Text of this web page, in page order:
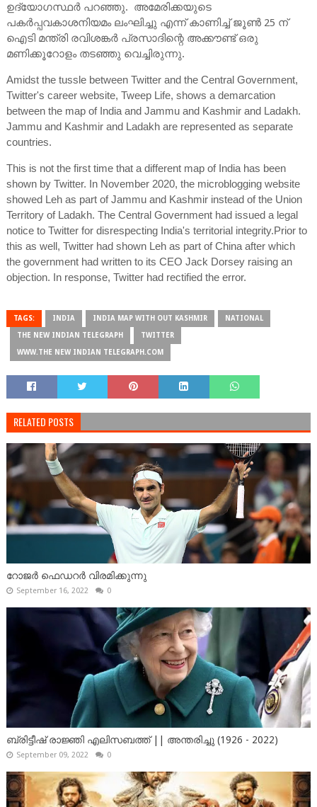
ഉദ്യോഗസ്ഥർ പറഞ്ഞു. അമേരിക്കയുടെ
പകർപ്പവകാശനിയമം ലംഘിച്ചു എന്ന് കാണിച്ച് ജൂൺ 25 ന്
ഐടി മന്ത്രി രവിശങ്കർ പ്രസാദിന്റെ അക്കൗണ്ട് ഒരു
മണിക്കൂറോളം തടഞ്ഞു വെച്ചിരുന്നു.
Amidst the tussle between Twitter and the Central Government,
Twitter's career website, Tweep Life, shows a demarcation
between the map of India and Jammu and Kashmir and Ladakh.
Jammu and Kashmir and Ladakh are represented as separate
countries.
This is not the first time that a different map of India has been
shown by Twitter. In November 2020, the microblogging website
showed Leh as part of Jammu and Kashmir instead of the Union
Territory of Ladakh. The Central Government had issued a legal
notice to Twitter for disrespecting India's territorial integrity.Prior to
this as well, Twitter had shown Leh as part of China after which
the government had written to its CEO Jack Dorsey raising an
objection. In response, Twitter had rectified the error.
TAGS: INDIA INDIA MAP WITH OUT KASHMIR NATIONAL
THE NEW INDIAN TELEGRAPH TWITTER
WWW.THE NEW INDIAN TELEGRAPH.COM
RELATED POSTS
റോജർ ഫെഡറർ വിരമിക്കുന്നു
September 16, 2022 0
ബ്രിട്ടീഷ് രാജ്ഞി എലിസബത്ത് || അന്തരിച്ചു (1926 - 2022)
September 09, 2022 0